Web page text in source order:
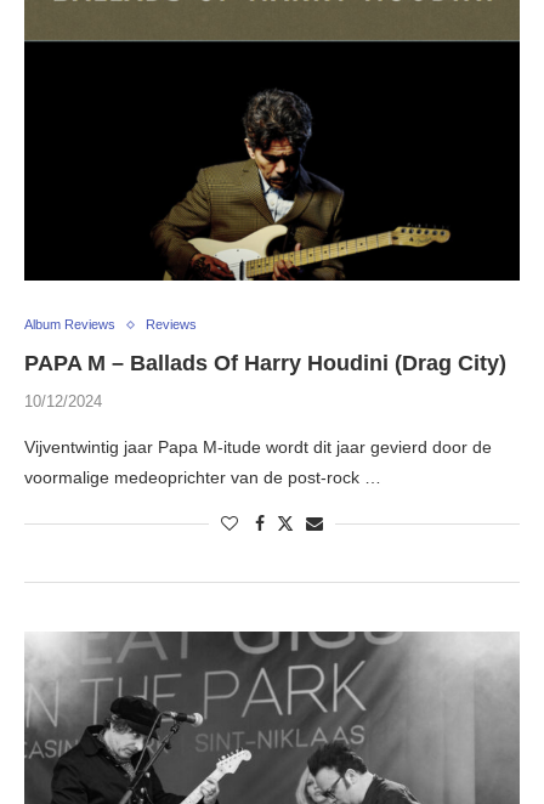
Album Reviews Reviews
PAPA M – Ballads Of Harry Houdini (Drag City)
10/12/2024
Vijventwintig jaar Papa M-itude wordt dit jaar gevierd door de
voormalige medeoprichter van de post-rock …